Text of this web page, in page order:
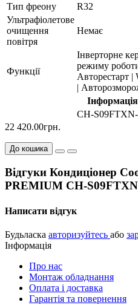
Тип фреону
R32
Ультрафіолетове
очищення
повітря
Немає
Функції
Інверторне
режиму
Авторестарт
|
CH-S09FTXN-
22 420.00грн.
До кошика
Відгуки Кондиціонер
PREMIUM CH-
Написати відгук
Будьласка авторизуйтесь або
Інформація
Про нас
Монтаж обладнання
Оплата і доставка
Гарантія та повернення